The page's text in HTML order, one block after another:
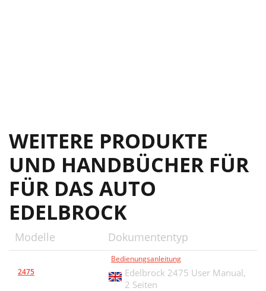
WEITERE PRODUKTE
UND HANDBÜCHER FÜR
FÜR DAS AUTO
EDELBROCK
Modelle Dokumententyp
2475
Bedienungsanleitung
Edelbrock 2475 User Manual,
2 Seiten